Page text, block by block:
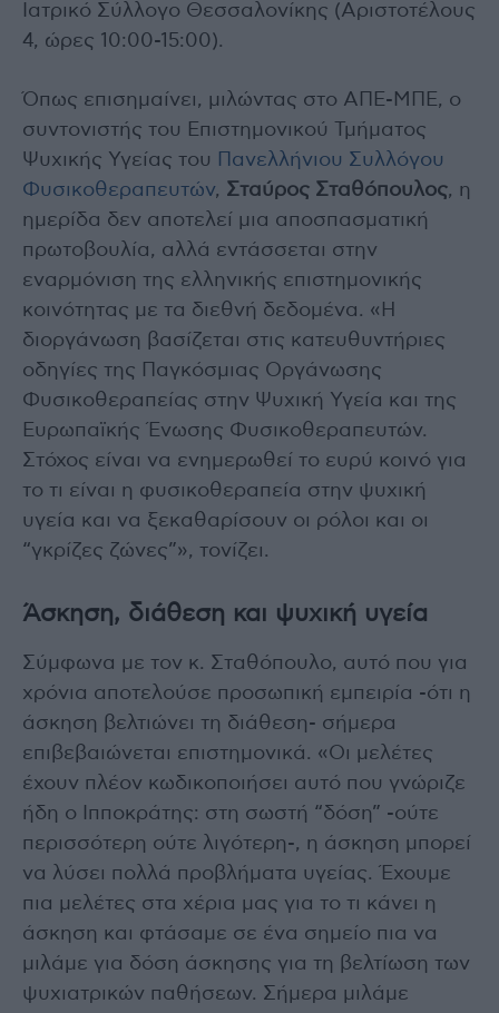
Ιατρικό Σύλλογο Θεσσαλονίκης (Αριστοτέλους
4, ώρες 10:00-15:00).
Όπως επισημαίνει, μιλώντας στο ΑΠΕ-ΜΠΕ, ο
συντονιστής του Επιστημονικού Τμήματος
Ψυχικής Υγείας του
Πανελλήνιου Συλλόγου
Φυσικοθεραπευτών, Σταύρος Σταθόπουλος, η
ημερίδα δεν αποτελεί μια αποσπασματική
πρωτοβουλία, αλλά εντάσσεται στην
εναρμόνιση της ελληνικής επιστημονικής
κοινότητας με τα διεθνή δεδομένα. «Η
διοργάνωση βασίζεται στις κατευθυντήριες
οδηγίες της Παγκόσμιας Οργάνωσης
Φυσικοθεραπείας στην Ψυχική Υγεία και της
Ευρωπαϊκής Ένωσης Φυσικοθεραπευτών.
Στόχος είναι να ενημερωθεί το ευρύ κοινό για
το τι είναι η φυσικοθεραπεία στην ψυχική
υγεία και να ξεκαθαρίσουν οι ρόλοι και οι
“γκρίζες ζώνες”», τονίζει.
Άσκηση, διάθεση και ψυχική υγεία
Σύμφωνα με τον κ. Σταθόπουλο, αυτό που για
χρόνια αποτελούσε προσωπική εμπειρία -ότι η
άσκηση βελτιώνει τη διάθεση- σήμερα
επιβεβαιώνεται επιστημονικά. «Οι μελέτες
έχουν πλέον κωδικοποιήσει αυτό που γνώριζε
ήδη ο Ιπποκράτης: στη σωστή “δόση” -ούτε
περισσότερη ούτε λιγότερη-, η άσκηση μπορεί
να λύσει πολλά προβλήματα υγείας. Έχουμε
πια μελέτες στα χέρια μας για το τι κάνει η
άσκηση και φτάσαμε σε ένα σημείο πια να
μιλάμε για δόση άσκησης για τη βελτίωση των
ψυχιατρικών παθήσεων. Σήμερα μιλάμε